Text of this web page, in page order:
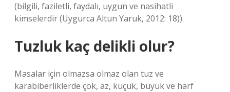
(bilgili, faziletli, faydalı, uygun ve nasihatli
kimselerdir (Uygurca Altun Yaruk, 2012: 18)).
Tuzluk kaç delikli olur?
Masalar için olmazsa olmaz olan tuz ve
karabiberliklerde çok, az, küçük, büyük ve harf